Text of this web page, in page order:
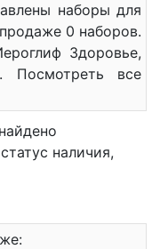
наборы для
0 наборов.
Здоровье,
Посмотреть все
наличия,